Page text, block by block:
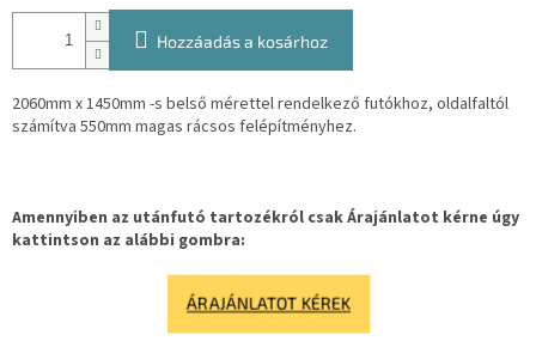
Hozzáadás a kosárhoz
2060mm x 1450mm -s belső mérettel rendelkező futókhoz, oldalfaltól
számítva 550mm magas rácsos felépítményhez.
Amennyiben az utánfutó tartozékról csak Árajánlatot kérne úgy
kattintson az alábbi gombra:
ÁRAJÁNLATOT KÉREK